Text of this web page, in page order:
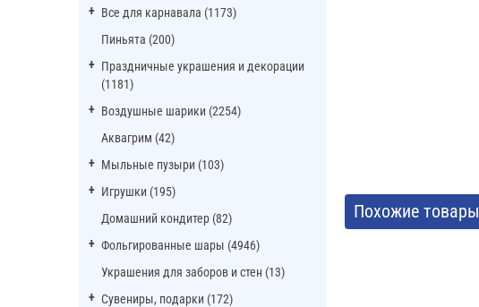
Все для карнавала (1173)
Пиньята (200)
Праздничные украшения и декорации
(1181)
Воздушные шарики (2254)
Аквагрим (42)
Мыльные пузыри (103)
Игрушки (195)
Домашний кондитер (82)
Фольгированные шары (4946)
Украшения для заборов и стен (13)
Сувениры, подарки (172)
Похожие товары